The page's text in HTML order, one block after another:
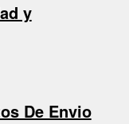
y
De Envio